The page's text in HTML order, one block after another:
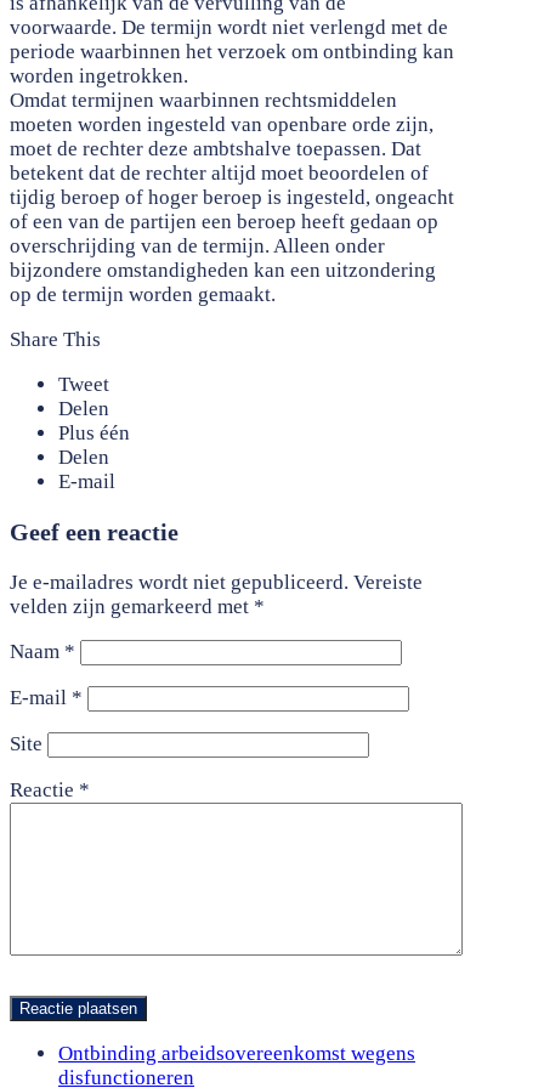
voorwaarde. De termijn wordt niet verlengd met de
periode waarbinnen het verzoek om ontbinding kan
worden ingetrokken.
Omdat termijnen waarbinnen rechtsmiddelen
moeten worden ingesteld van openbare orde zijn,
moet de rechter deze ambtshalve toepassen. Dat
betekent dat de rechter altijd moet beoordelen of
tijdig beroep of hoger beroep is ingesteld, ongeacht
of een van de partijen een beroep heeft gedaan op
overschrijding van de termijn. Alleen onder
bijzondere omstandigheden kan een uitzondering
op de termijn worden gemaakt.
Share This
Tweet
Delen
Plus één
Delen
E-mail
Geef een reactie
Je e-mailadres wordt niet gepubliceerd. Vereiste
velden zijn gemarkeerd met *
Naam *
E-mail *
Site
Reactie *
previous
post:
Ontbinding arbeidsovereenkomst wegens
disfunctioneren